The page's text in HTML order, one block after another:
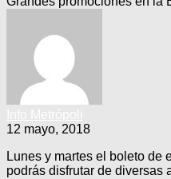
12 mayo, 2018
Lunes y martes el boleto de
podrás disfrutar de diversas